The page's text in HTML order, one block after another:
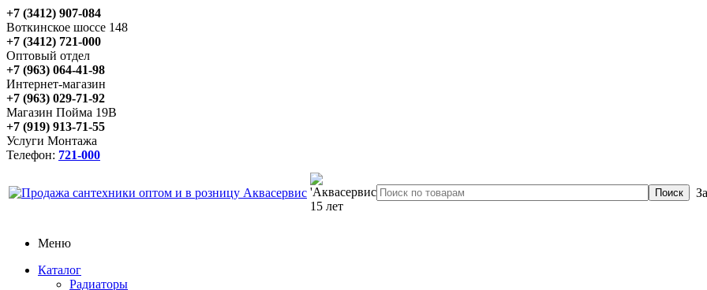
+7 (3412) 907-084
Воткинское шоссе 148
+7 (3412) 721-000
Оптовый отдел
+7 (963) 064-41-98
Интернет-магазин
+7 (963) 029-71-92
Магазин Пойма 19В
+7 (919) 913-71-55
Услуги Монтажа
Телефон: 721-000
Меню
Каталог
Радиаторы